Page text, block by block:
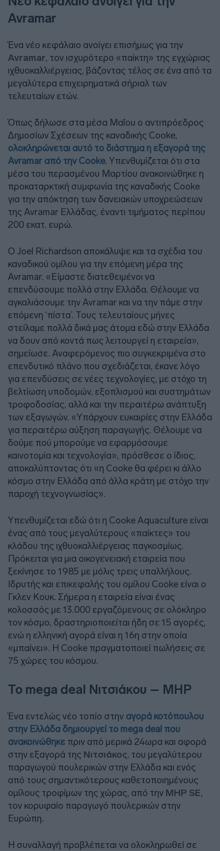
Avramar
Ένα νέο κεφάλαιο ανοίγει επισήμως για την
Avramar, τον ισχυρότερο «παίκτη» της εγχώριας
ιχθυοκαλλιέργειας, βάζοντας τέλος σε ένα από τα
μεγαλύτερα επιχειρηματικά σήριαλ των
τελευταίων ετών.
Όπως δήλωσε στα μέσα Μαΐου ο αντιπρόεδρος
Δημοσίων Σχέσεων της καναδικής Cooke,
ολοκληρώνεται αυτό το διάστημα η εξαγορά της
Avramar από την Cooke. Υπενθυμίζεται ότι στα
μέσα του περασμένου Μαρτίου ανακοινώθηκε η
προκαταρκτική συμφωνία της καναδικής Cooke
για την απόκτηση των δανειακών υποχρεώσεων
της Avramar Ελλάδας, έναντι τιμήματος περίπου
200 εκατ. ευρώ.
Ο Joel Richardson αποκάλυψε και τα σχέδια του
καναδικού ομίλου για την επόμενη μέρα της
Avramar. «Είμαστε διατεθειμένοι να
επενδύσουμε πολλά στην Ελλάδα. Θέλουμε να
αγκαλιάσουμε την Avramar και να την πάμε στην
επόμενη ‘πίστα’. Τους τελευταίους μήνες
στείλαμε πολλά δικά μας άτομα εδώ στην Ελλάδα
να δουν από κοντά πως λειτουργεί η εταιρεία»,
σημείωσε. Αναφερόμενος πιο συγκεκριμένα στο
επενδυτικό πλάνο που σχεδιάζεται, έκανε λόγο
για επενδύσεις σε νέες τεχνολογίες, με στόχο τη
βελτίωση υποδομών, εξοπλισμού και συστημάτων
τροφοδοσίας, αλλά και την περαιτέρω ανάπτυξη
των εξαγωγών. «Υπάρχουν ευκαιρίες στην Ελλάδα
για περαιτέρω αύξηση παραγωγής. Θέλουμε να
δούμε πού μπορούμε να εφαρμόσουμε
καινοτομία και τεχνολογία», πρόσθεσε ο ίδιος,
αποκαλύπτοντας ότι «η Cooke θα φέρει κι άλλο
κόσμο στην Ελλάδα από άλλα κράτη με στόχο την
παροχή τεχνογνωσίας».
Υπενθυμίζεται εδώ ότι η Cooke Aquaculture είναι
ένας από τους μεγαλύτερους «παίκτες» του
κλάδου της ιχθυοκαλλιέργειας παγκοσμίως.
Πρόκειται για μια οικογενειακή εταιρεία που
ξεκίνησε το 1985 με μόλις τρεις υπαλλήλους.
Ιδρυτής και επικεφαλής του ομίλου Cooke είναι ο
Γκλεν Κουκ. Σήμερα η εταιρεία είναι ένας
κολοσσός με 13.000 εργαζόμενους σε ολόκληρο
τον κόσμο, δραστηριοποιείται ήδη σε 15 αγορές,
ενώ η ελληνική αγορά είναι η 16η στην οποία
«μπαίνει». Η Cooke πραγματοποιεί πωλήσεις σε
75 χώρες του κόσμου.
Το mega deal Νιτσιάκου – MHP
Ένα εντελώς νέο τοπίο στην αγορά κοτόπουλου
στην Ελλάδα δημιουργεί το mega deal που
ανακοινώθηκε πριν από μερικά 24ωρα και αφορά
στην εξαγορά της Νιτσιάκος, του μεγαλύτερου
παραγωγού πουλερικών στην Ελλάδα και ενός
από τους σημαντικότερους καθετοποιημένους
ομίλους τροφίμων της χώρας, από την MHP SE,
τον κορυφαίο παραγωγό πουλερικών στην
Ευρώπη.
Η συναλλαγή προβλέπεται να ολοκληρωθεί σε